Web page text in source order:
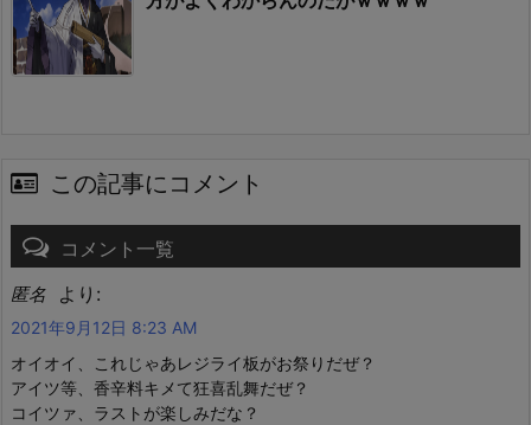
この記事にコメント
コメント一覧
匿名 より:
2021年9月12日 8:23 AM
オイオイ、これじゃあレジライ板がお祭りだぜ？
アイツ等、香辛料キメて狂喜乱舞だぜ？
コイツァ、ラストが楽しみだな？